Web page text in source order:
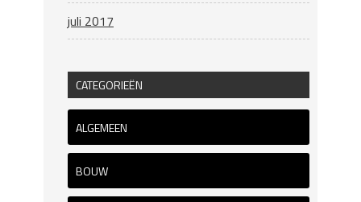
juli 2017
CATEGORIEËN
ALGEMEEN
BOUW